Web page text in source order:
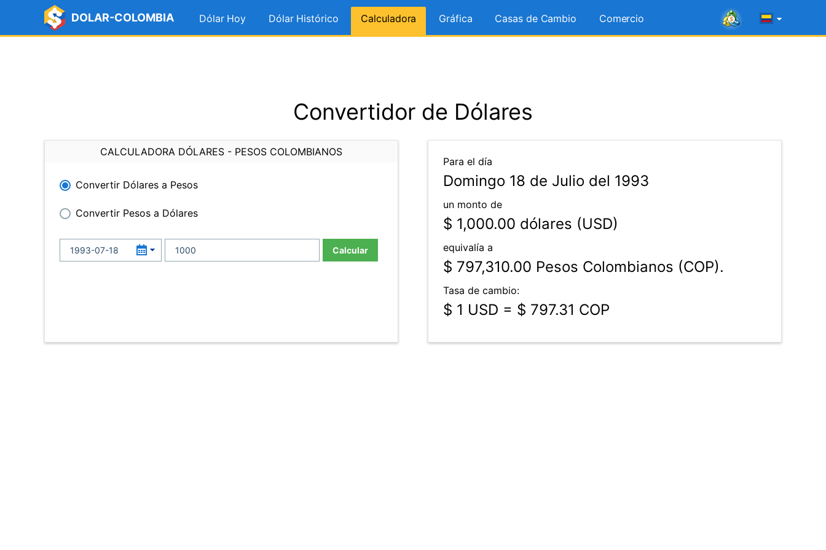
DOLAR-COLOMBIA Dólar Hoy Dólar Histórico Calculadora Gráfica Casas de Cambio Comercio
Convertidor de Dólares
CALCULADORA DÓLARES - PESOS COLOMBIANOS
Convertir Dólares a Pesos
Convertir Pesos a Dólares
Calcular
Para el día
Domingo 18 de Julio del 1993
un monto de
$ 1,000.00 dólares (USD)
equivalía a
$ 797,310.00 Pesos Colombianos (COP).
Tasa de cambio:
$ 1 USD = $ 797.31 COP